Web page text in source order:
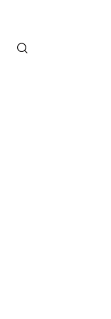
Przejdź do treści